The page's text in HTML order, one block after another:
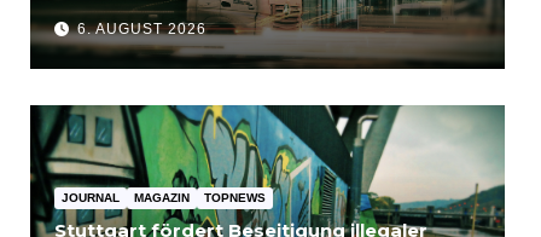
für Unternehmen bedeutet
6. AUGUST 2026
JOURNAL MAGAZIN TOPNEWS
Stuttgart fördert Beseitigung illegaler